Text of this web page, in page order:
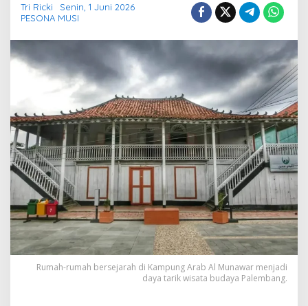
l
n
a
w
a
r
P
l
m
b
a
n
g
,
J
e
Tri Ricki
Senin, 1 Juni 2026
PESONA MUSI
Rumah-rumah bersejarah di Kampung Arab Al Munawar menjadi
daya tarik wisata budaya Palembang.